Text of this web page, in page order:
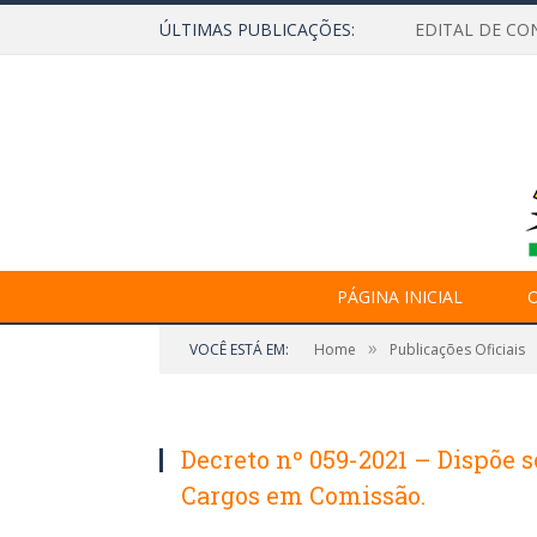
ÚLTIMAS PUBLICAÇÕES: EDITAL DE
PÁGINA INICIAL
VOCÊ ESTÁ EM: Home » Publicações Oficiais
Decreto nº 059-2021 – Dispõe
Cargos em Comissão.